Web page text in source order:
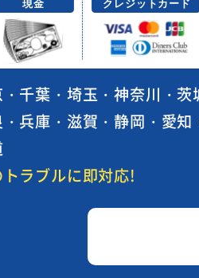
千葉・埼玉・神奈川・茨
兵庫・滋賀・静岡・愛
ラブルに即対応!